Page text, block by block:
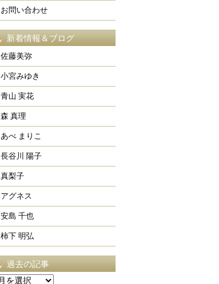
お問い合わせ
新着情報＆ブログ
佐藤美弥
小宮みゆき
青山 実花
森 真理
あべ まりこ
長谷川 陽子
真梨子
アグネス
安島 千也
柿下 明弘
過去の記事